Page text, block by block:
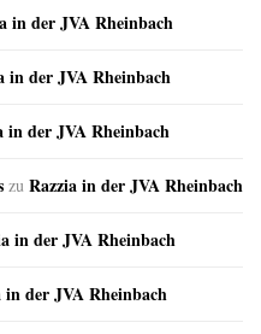
in der JVA Rheinbach
in der JVA Rheinbach
in der JVA Rheinbach
zu Razzia in der JVA Rheinbach
in der JVA Rheinbach
in der JVA Rheinbach